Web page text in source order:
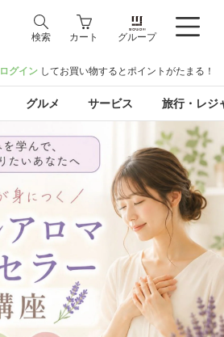
検索 カート グループ
ログイン してお買い物するとポイントがたまる！
グルメ サービス 旅行・レジ